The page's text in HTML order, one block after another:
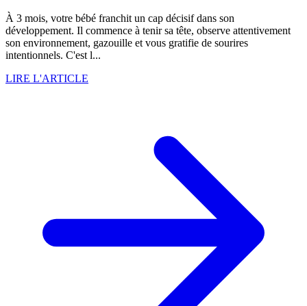
À 3 mois, votre bébé franchit un cap décisif dans son
développement. Il commence à tenir sa tête, observe attentivement
son environnement, gazouille et vous gratifie de sourires
intentionnels. C'est l...
LIRE L'ARTICLE